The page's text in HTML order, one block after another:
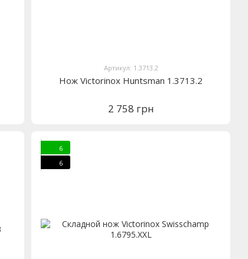
Артикул: 1.3713.2
Нож Victorinox Huntsman 1.3713.2
2 758 грн
6
6